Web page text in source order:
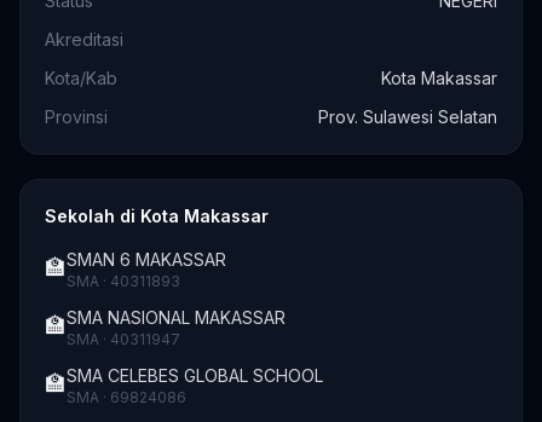
Akreditasi
Kota/Kab
Kota Makassar
Provinsi
Prov. Sulawesi Selatan
Sekolah di Kota Makassar
🏫SMAN 6 MAKASSAR
SMA · 40311893
🏫SMA NASIONAL MAKASSAR
SMA · 40311947
🏫SMA CELEBES GLOBAL SCHOOL
SMA · 69824086